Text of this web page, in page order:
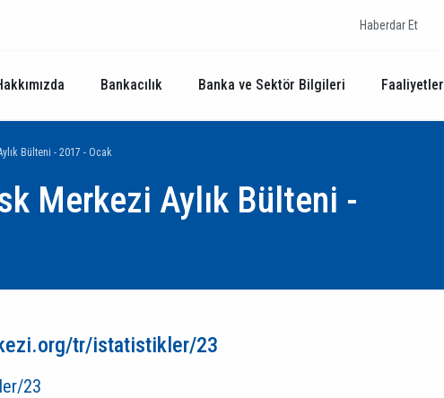
Haberdar Et
Bankacılık Banka ve Sektör Bilgileri Faaliyetler
Bülteni - 2017 - Ocak
Merkezi Aylık Bülteni -
tr/istatistikler/23
23